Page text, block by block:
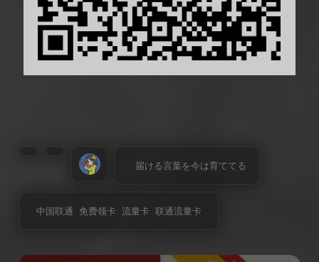
届ける言葉を今は育ててる
中国联通 免费领卡 流量卡 联通流量卡